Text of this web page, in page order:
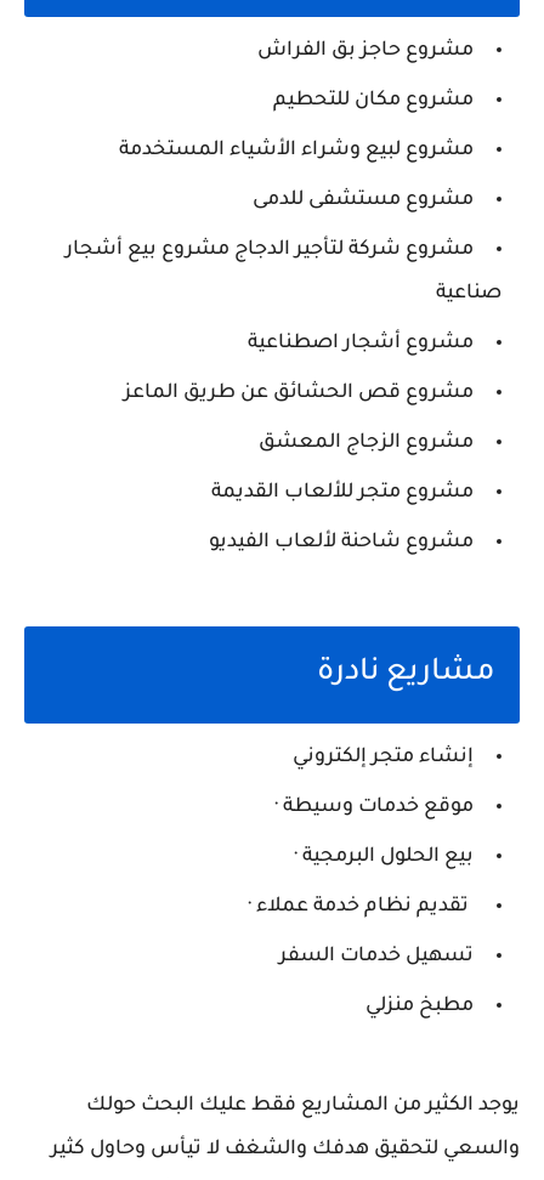
مشروع حاجز بق الفراش
مشروع مكان للتحطيم
مشروع لبيع وشراء الأشياء المستخدمة
مشروع مستشفى للدمى
مشروع شركة لتأجير الدجاج مشروع بيع أشجار
صناعية
مشروع أشجار اصطناعية
مشروع قص الحشائق عن طريق الماعز
مشروع الزجاج المعشق
مشروع متجر للألعاب القديمة
مشروع شاحنة لألعاب الفيديو
مشاريع نادرة
إنشاء متجر إلكتروني
موقع خدمات وسيطة ·
بيع الحلول البرمجية ·
تقديم نظام خدمة عملاء ·
تسهيل خدمات السفر
مطبخ منزلي
يوجد الكثير من المشاريع فقط عليك البحث حولك
والسعي لتحقيق هدفك والشغف لا تيأس وحاول كثير